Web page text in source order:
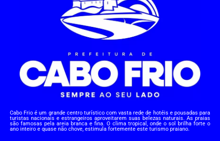
Cabo Frio é um grande centro turístico com vasta rede de hotéis e pousadas para
turistas nacionais e estrangeiros aproveitarem suas belezas naturais. As praias
são famosas pela areia branca e fina. O clima tropical, onde o sol brilha forte o
ano inteiro e quase não chove, estimula fortemente este turismo praiano.